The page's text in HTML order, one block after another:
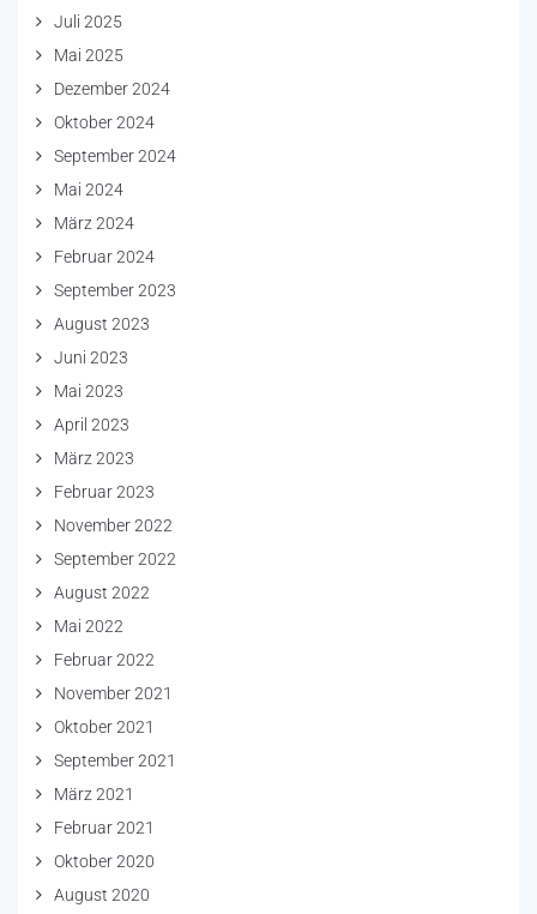
Juli 2025
Mai 2025
Dezember 2024
Oktober 2024
September 2024
Mai 2024
März 2024
Februar 2024
September 2023
August 2023
Juni 2023
Mai 2023
April 2023
März 2023
Februar 2023
November 2022
September 2022
August 2022
Mai 2022
Februar 2022
November 2021
Oktober 2021
September 2021
März 2021
Februar 2021
Oktober 2020
August 2020